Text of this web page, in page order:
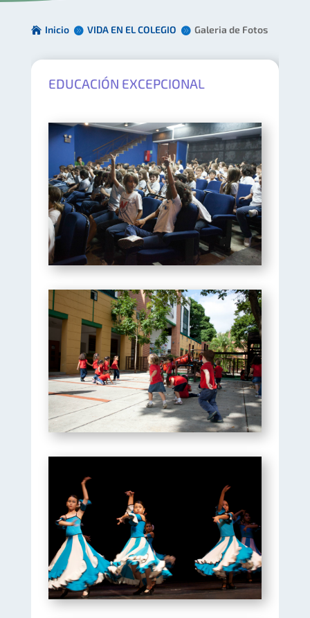
Inicio VIDA EN EL COLEGIO Galeria de Fotos
EDUCACIÓN EXCEPCIONAL